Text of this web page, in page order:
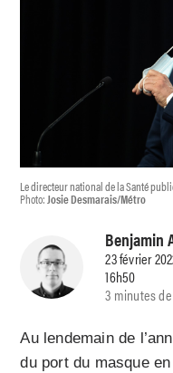
Le directeur national de la Santé
Photo:Josie Desmarais/Métro
Benjamin
23 février
16h50
3 minutes
Au lendemain de
du port du masque